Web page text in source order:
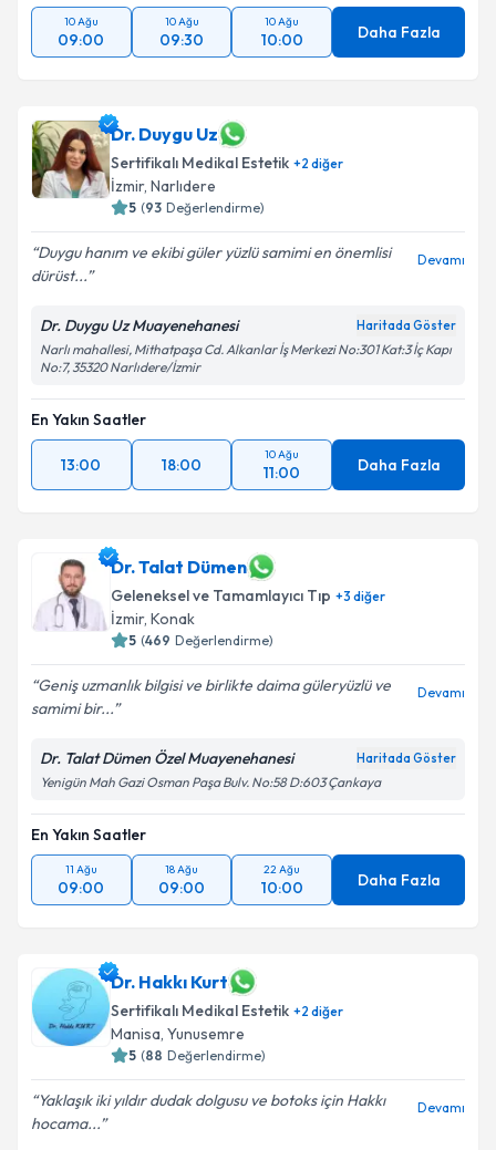
10 Ağu
09:00
10 Ağu
09:30
10 Ağu
10:00 Daha Fazla
Dr. Duygu Uz
Sertifikalı Medikal Estetik +2 diğer
İzmir, Narlıdere
5 (93 Değerlendirme)
Duygu hanım ve ekibi güler yüzlü samimi en önemlisi
dürüst...
Devamı
Dr. Duygu Uz Muayenehanesi Haritada Göster
Narlı mahallesi, Mithatpaşa Cd. Alkanlar İş Merkezi No:301 Kat:3 İç Kapı
No:7, 35320 Narlıdere/İzmir
En Yakın Saatler
13:00 18:00
10 Ağu
11:00 Daha Fazla
Dr. Talat Dümen
Geleneksel ve Tamamlayıcı Tıp +3 diğer
İzmir, Konak
5 (469 Değerlendirme)
Geniş uzmanlık bilgisi ve birlikte daima güleryüzlü ve
samimi bir...
Devamı
Dr. Talat Dümen Özel Muayenehanesi Haritada Göster
Yenigün Mah Gazi Osman Paşa Bulv. No:58 D:603 Çankaya
En Yakın Saatler
11 Ağu
09:00
18 Ağu
09:00
22 Ağu
10:00 Daha Fazla
Dr. Hakkı Kurt
Sertifikalı Medikal Estetik +2 diğer
Manisa, Yunusemre
5 (88 Değerlendirme)
Yaklaşık iki yıldır dudak dolgusu ve botoks için Hakkı
hocama...
Devamı